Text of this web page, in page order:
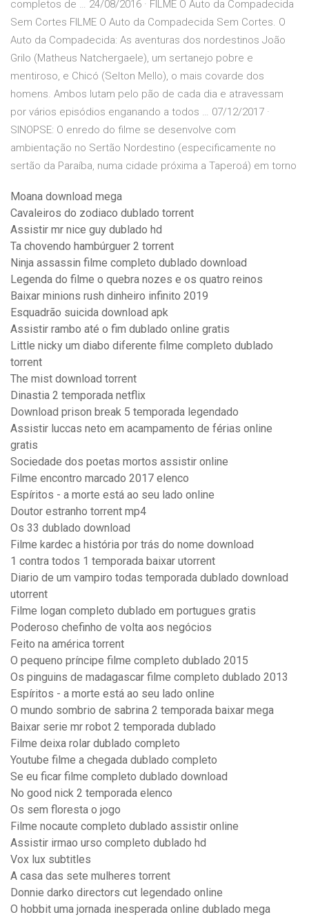
completos de … 24/08/2016 · FILME O Auto da Compadecida
Sem Cortes FILME O Auto da Compadecida Sem Cortes. O
Auto da Compadecida: As aventuras dos nordestinos João
Grilo (Matheus Natchergaele), um sertanejo pobre e
mentiroso, e Chicó (Selton Mello), o mais covarde dos
homens. Ambos lutam pelo pão de cada dia e atravessam
por vários episódios enganando a todos … 07/12/2017 ·
SINOPSE: O enredo do filme se desenvolve com
ambientação no Sertão Nordestino (especificamente no
sertão da Paraíba, numa cidade próxima a Taperoá) em torno
Moana download mega
Cavaleiros do zodiaco dublado torrent
Assistir mr nice guy dublado hd
Ta chovendo hambúrguer 2 torrent
Ninja assassin filme completo dublado download
Legenda do filme o quebra nozes e os quatro reinos
Baixar minions rush dinheiro infinito 2019
Esquadrão suicida download apk
Assistir rambo até o fim dublado online gratis
Little nicky um diabo diferente filme completo dublado
torrent
The mist download torrent
Dinastia 2 temporada netflix
Download prison break 5 temporada legendado
Assistir luccas neto em acampamento de férias online
gratis
Sociedade dos poetas mortos assistir online
Filme encontro marcado 2017 elenco
Espíritos - a morte está ao seu lado online
Doutor estranho torrent mp4
Os 33 dublado download
Filme kardec a história por trás do nome download
1 contra todos 1 temporada baixar utorrent
Diario de um vampiro todas temporada dublado download
utorrent
Filme logan completo dublado em portugues gratis
Poderoso chefinho de volta aos negócios
Feito na américa torrent
O pequeno príncipe filme completo dublado 2015
Os pinguins de madagascar filme completo dublado 2013
Espíritos - a morte está ao seu lado online
O mundo sombrio de sabrina 2 temporada baixar mega
Baixar serie mr robot 2 temporada dublado
Filme deixa rolar dublado completo
Youtube filme a chegada dublado completo
Se eu ficar filme completo dublado download
No good nick 2 temporada elenco
Os sem floresta o jogo
Filme nocaute completo dublado assistir online
Assistir irmao urso completo dublado hd
Vox lux subtitles
A casa das sete mulheres torrent
Donnie darko directors cut legendado online
O hobbit uma jornada inesperada online dublado mega